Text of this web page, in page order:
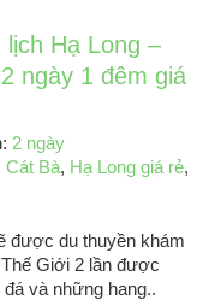
lịch Hạ Long –
ngày 1 đêm giá
2 ngày
Cát Bà, Hạ Long giá rẻ,
được du thuyền khám
Giới 2 lần được
và những hang..